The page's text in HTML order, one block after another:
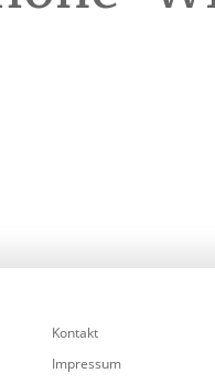
Kontakt
Impressum